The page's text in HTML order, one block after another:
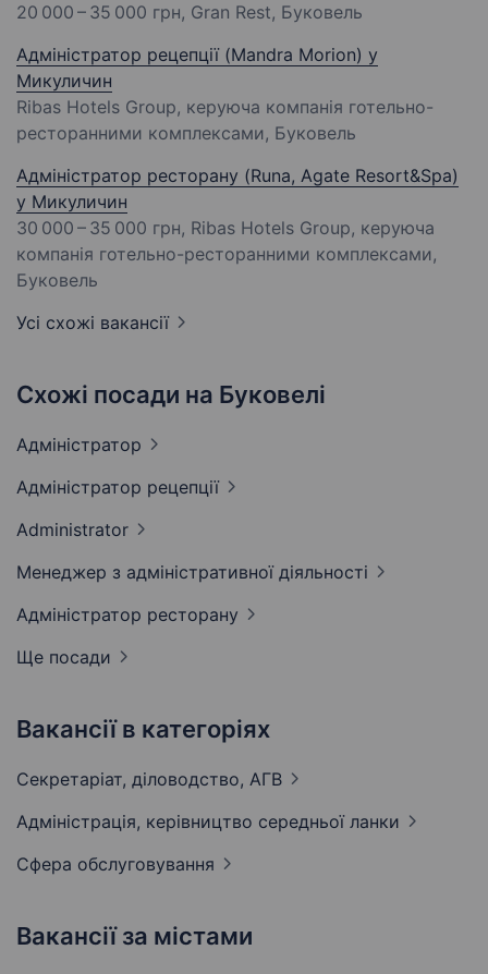
20 000 – 35 000 грн, Gran Rest, Буковель
Адміністратор рецепції (Mandra Morion) у
Микуличин
Ribas Hotels Group, керуюча компанія готельно-
ресторанними комплексами, Буковель
Адміністратор ресторану (Runa, Agate Resort&Spa)
у Микуличин
30 000 – 35 000 грн, Ribas Hotels Group, керуюча
компанія готельно-ресторанними комплексами,
Буковель
Усі схожі вакансії
Схожі посади на Буковелі
Адміністратор
Адміністратор рецепції
Administrator
Менеджер з адміністративної діяльності
Адміністратор ресторану
Ще посади
Вакансії в категоріях
Секретаріат, діловодство, АГВ
Адмiнiстрацiя, керівництво середньої ланки
Сфера обслуговування
Вакансії за містами